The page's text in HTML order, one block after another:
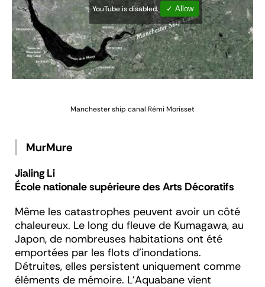
YouTube is disabled. ✓ Allow
Manchester ship canal Rémi Morisset
MurMure
Jialing Li
École nationale supérieure des Arts Décoratifs
Même les catastrophes peuvent avoir un côté
chaleureux. Le long du fleuve de Kumagawa, au
Japon, de nombreuses habitations ont été
emportées par les flots d’inondations.
Détruites, elles persistent uniquement comme
éléments de mémoire. L’Aquabane vient